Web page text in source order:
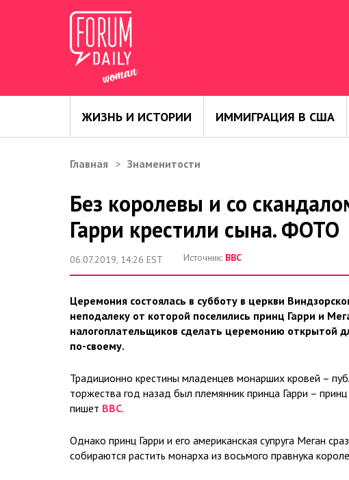
ЖИЗНЬ И ИСТОРИИ ИММИГРАЦИЯ В США
Главная Знаменитости
Без королевы и со
Гарри крестили сына. ФОТО
06.07.2019, 14:26 EST Источник: ВВС
Церемония состоялась в субботу в церкви
неподалеку от которой поселились принц Гарри и
налогоплательщиков сделать церемонию открытой
по-своему.
Традиционно крестины младенцев монарших кровей –
торжества год назад был племянник принца Гарри –
пишет ВВС.
Однако принц Гарри и его американская супруга Меган
собираются растить монарха из восьмого правнука